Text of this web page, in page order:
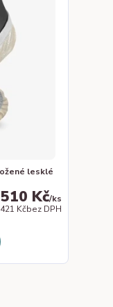
lesklé
510 Kč/ks
421 Kčbez DPH